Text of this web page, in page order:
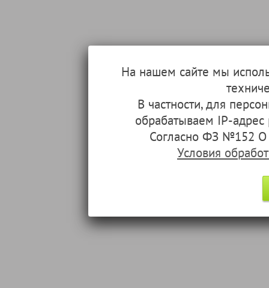
На нашем сайте мы
В частности, для
обрабатываем IP-
Согласно ФЗ №152 О
Условия